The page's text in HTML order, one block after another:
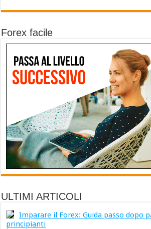
Forex facile
ULTIMI ARTICOLI
Imparare il Forex: Guida passo dopo
principianti